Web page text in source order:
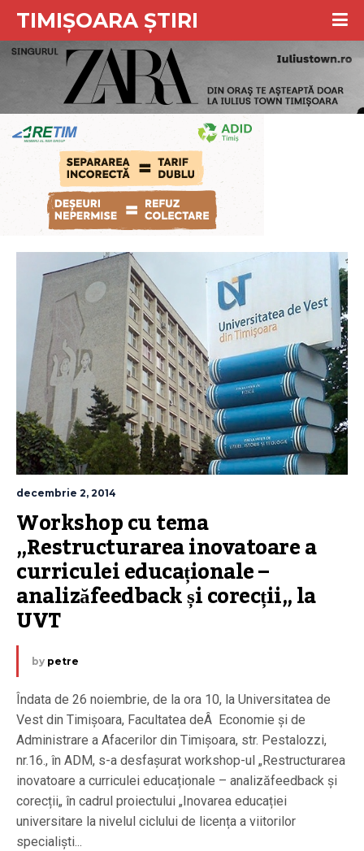
TIMIȘOARA ȘTIRI
decembrie 2, 2014
Workshop cu tema
„Restructurarea inovatoare a
curriculei educaționale –
analizăfeedback și corecții„ la
UVT
by petre
Îndata de 26 noiembrie, de la ora 10, la Universitatea de
Vest din Timișoara, Facultatea deÂ Economie și de
Administrare a Afacerilor din Timișoara, str. Pestalozzi,
nr.16., în ADM, s-a desfașurat workshop-ul „Restructurarea
inovatoare a curriculei educaționale – analizăfeedback și
corecții„ în cadrul proiectului „Inovarea educației
universitare la nivelul ciclului de licența a viitorilor
specialiști...